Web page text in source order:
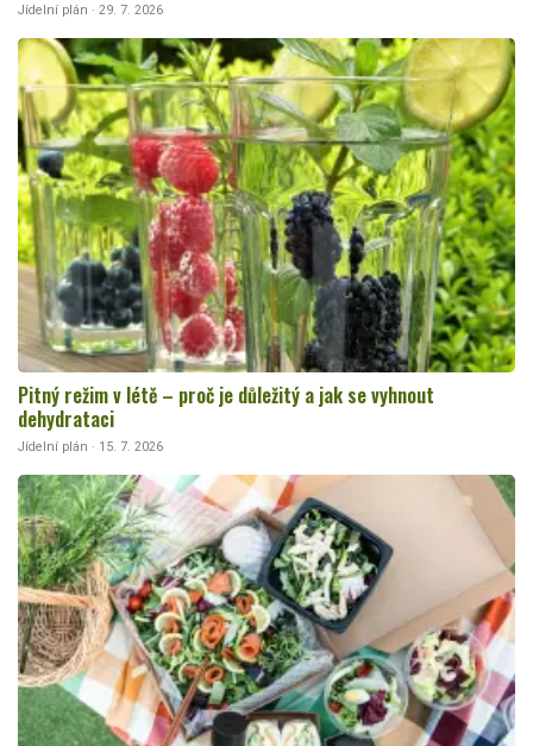
Jídelní plán · 29. 7. 2026
Pitný režim v létě – proč je důležitý a jak se vyhnout
dehydrataci
Jídelní plán · 15. 7. 2026